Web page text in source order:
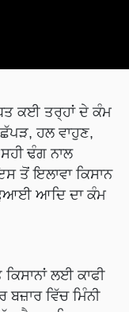
ਕਈ ਤਰ੍ਹਾਂ ਦੇ ਕੰਮ
ਹਲ ਵਾਹੁਣ,
ਢੰਗ ਨਾਲ
ਤੋਂ ਇਲਾਵਾ ਕਿਸਾਨ
ਆਦਿ ਦਾ ਕੰਮ
ਲਈ ਕਾਫੀ
ਬਜ਼ਾਰ ਵਿੱਚ ਮਿੰਨੀ
ਹੈ, ਜਦਕਿ ਕੁਝ